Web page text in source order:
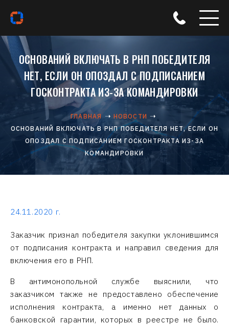
ОСНОВАНИЙ ВКЛЮЧАТЬ В РНП ПОБЕДИТЕЛЯ
НЕТ, ЕСЛИ ОН ОПОЗДАЛ С ПОДПИСАНИЕМ
ГОСКОНТРАКТА ИЗ-ЗА КОМАНДИРОВКИ
ГЛАВНАЯ
НОВОСТИ
ОСНОВАНИЙ ВКЛЮЧАТЬ В РНП ПОБЕДИТЕЛЯ НЕТ, ЕСЛИ ОН
ОПОЗДАЛ С ПОДПИСАНИЕМ ГОСКОНТРАКТА ИЗ-ЗА
КОМАНДИРОВКИ
24.11.2020 г.
Заказчик признал победителя закупки уклонившимся
от подписания контракта и направил сведения для
включения его в РНП.
В антимонопольной службе выяснили, что
заказчиком также не предоставлено обеспечение
исполнения контракта, а именно нет данных о
банковской гарантии, которых в реестре не было.